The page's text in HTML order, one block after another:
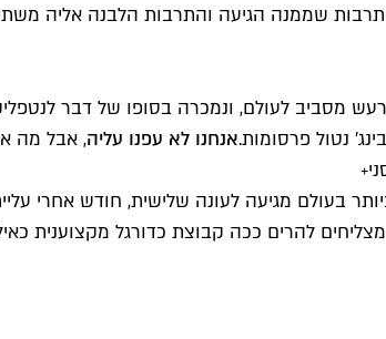
התרבות שממנה הגיעה והתרבות הלבנה אליה
בשנה שעברה בקשת 12 עשתה הרבה רעש מסביב לעולם,
נטול פרסומות.אנחנו לא עפנו עליה, אבל מה